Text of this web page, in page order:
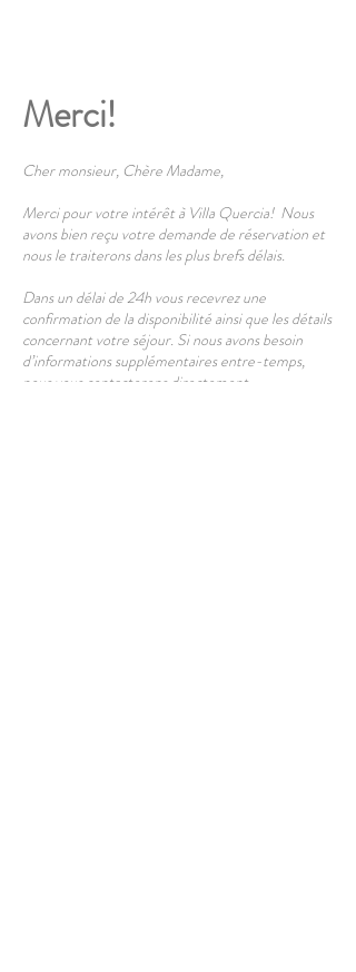
Merci!
Cher monsieur, Chère Madame,
Merci pour votre intérêt à Villa Quercia! Nous
avons bien reçu votre demande de réservation et
nous le traiterons dans les plus brefs délais.
Dans un délai de 24h vous recevrez une
confirmation de la disponibilité ainsi que les détails
concernant votre séjour. Si nous avons besoin
d’informations supplémentaires entre-temps,
nous vous contacterons directement.